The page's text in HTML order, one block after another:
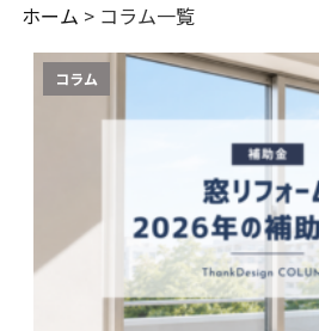
ホーム > コラム一覧
コラム